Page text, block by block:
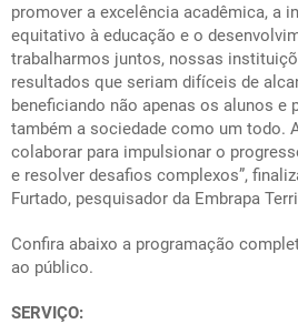
promover a excelência acadêmica, a
equitativo à educação e o
trabalharmos juntos, nossas
resultados que seriam difíceis de
beneficiando não apenas os alunos e
também a sociedade como um todo.
colaborar para impulsionar o
e resolver desafios complexos”,
Furtado, pesquisador da Embrapa
Confira abaixo a programação
ao público.
SERVIÇO: